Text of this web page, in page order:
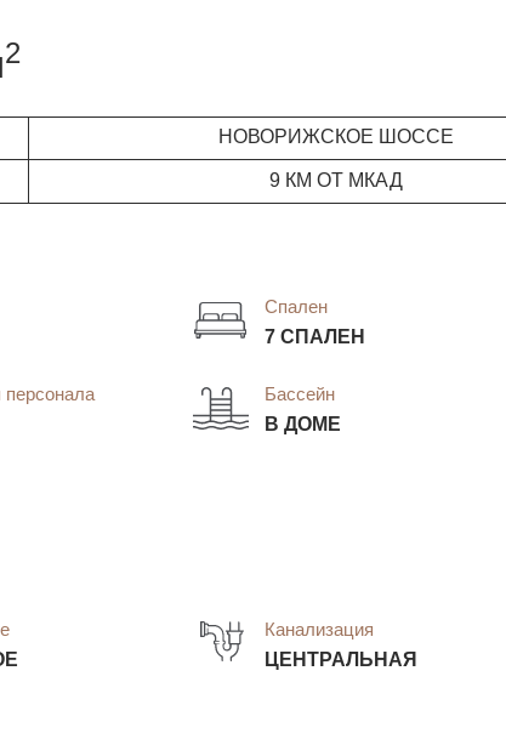
2
НОВОРИЖСКОЕ ШОССЕ
9 КМ ОТ МКАД
Спален
7 СПАЛЕН
Бассейн
В ДОМЕ
Канализация
ЦЕНТРАЛЬНАЯ